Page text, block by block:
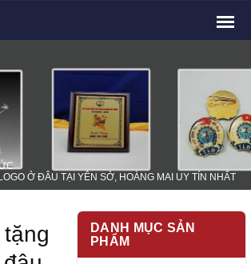
Ở ĐÂU TẠI YÊN SỞ, HOÀNG MAI UY TÍN NHẤT
DANH MỤC SẢN
PHẨM